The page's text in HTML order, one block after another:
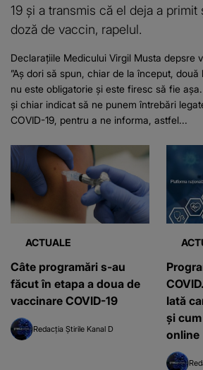
19 şi a transmis că el deja a
doză de vaccin, rapelul.
Declarațiile Medicului Virgil Musta depsre
”Aş dori să spun, chiar de la început, două
nu este obligatorie şi este firesc să fie
şi chiar indicat să ne punem întrebări
COVID-19, pentru a ne informa, astfel...
ACTUALE
Câte programări s-au
făcut în etapa a doua de
vaccinare COVID-19
Redacția Știrile Kanal D
Iată care este procedura
și
online